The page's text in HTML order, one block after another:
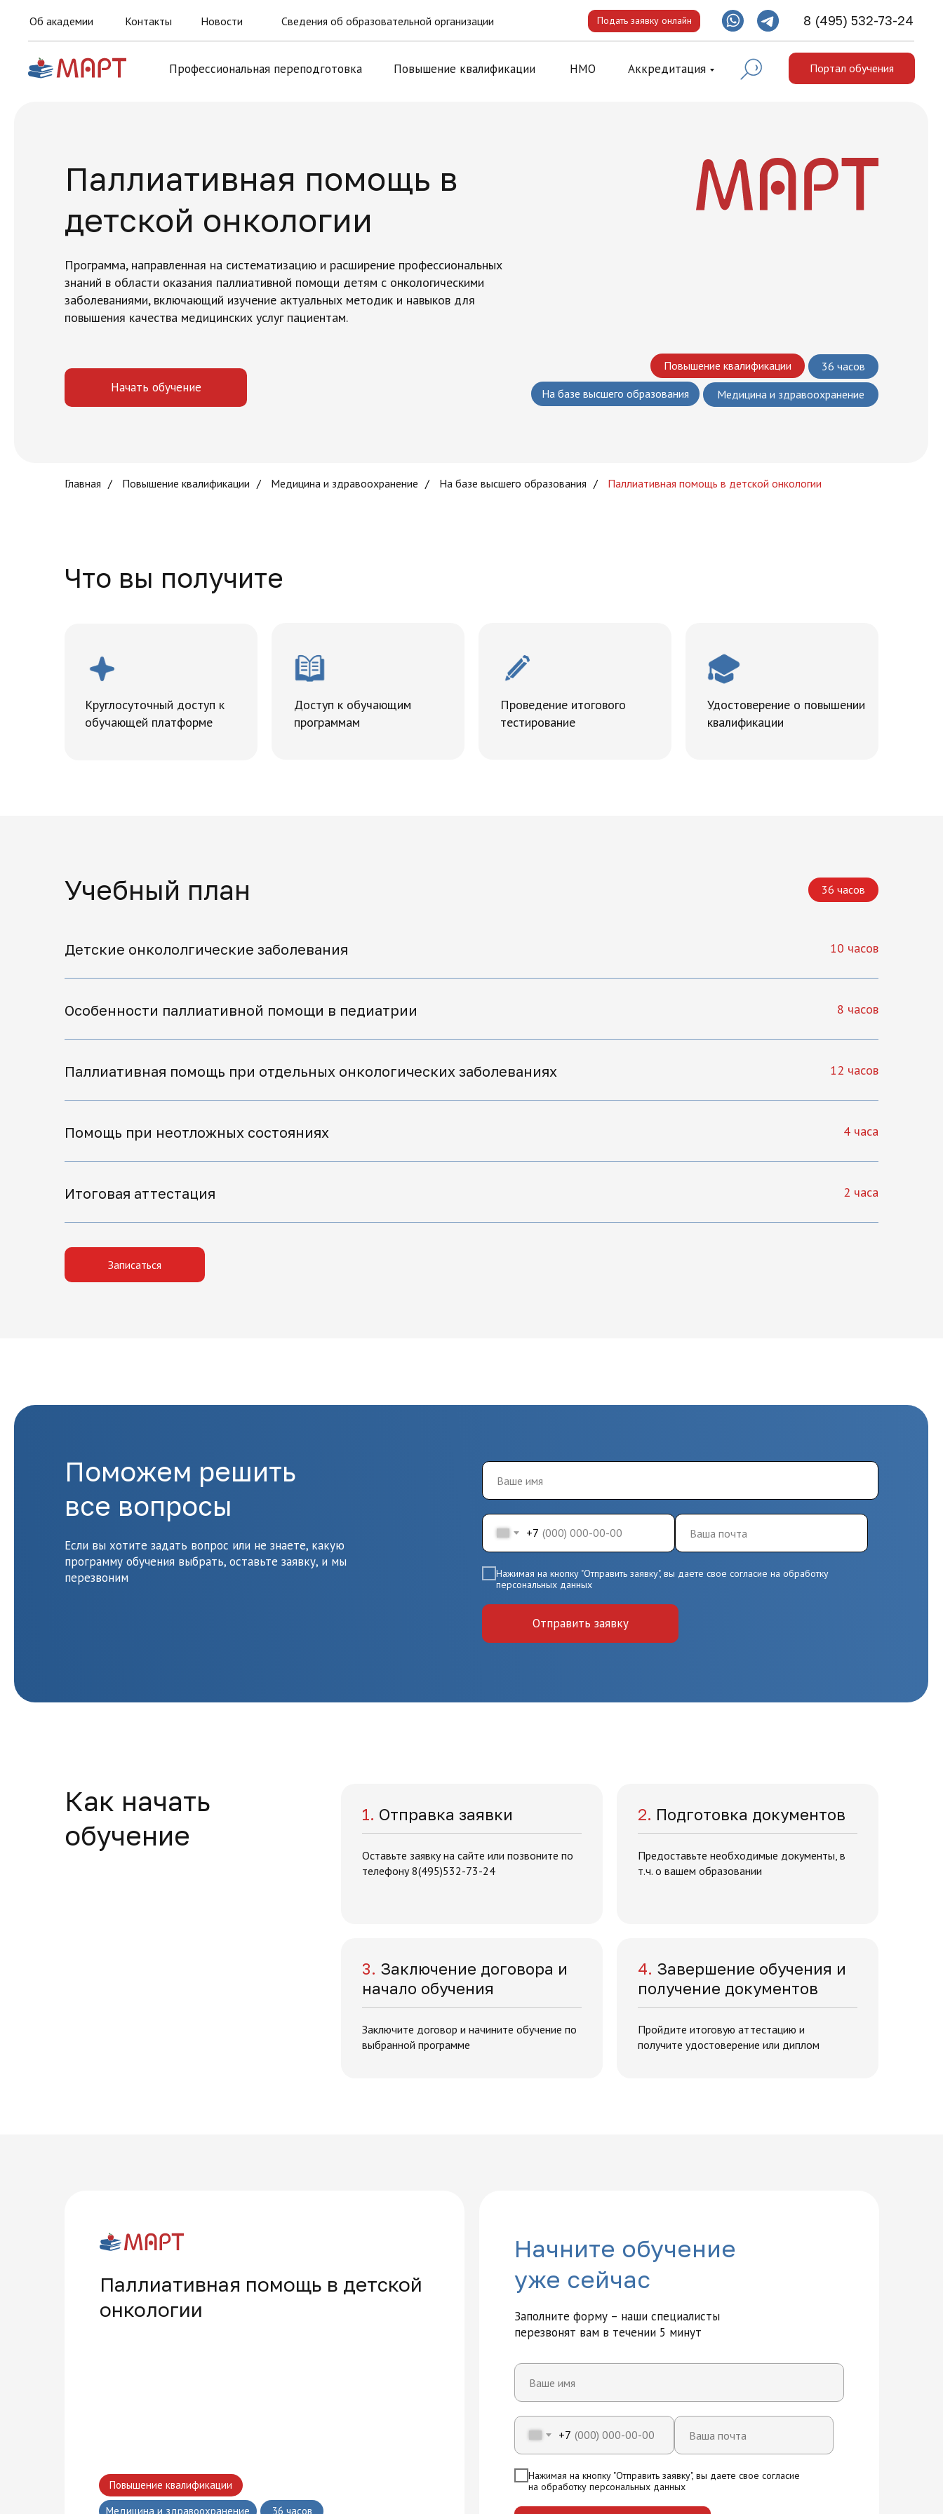
Новости Сведения об образовательной организации
Контакты
Об академии 8 (495) 532-73-24
Подать заявку онлайн
НМО Аккредитация
Повышение квалификации
Профессиональная переподготовка Портал обучения
Программа, направленная на систематизацию и расширение профессиональных
знаний в области оказания паллиативной помощи детям с онкологическими
заболеваниями, включающий изучение актуальных методик и навыков для
повышения качества медицинских услуг пациентам.
Паллиативная помощь в
детской онкологии
Начать обучение Медицина и здравоохранение
На базе высшего образования
Повышение квалификации 36 часов
Главная / Повышение квалификации / Медицина и здравоохранение / На базе высшего образования / Паллиативная помощь в детской онкологии
Что вы получите
Круглосуточный доступ к
обучающей платформе
Проведение итогового
тестирование
Доступ к обучающим
программам
Удостоверение о повышении
квалификации
Учебный план 36 часов
Детские онкололгические заболевания 10 часов
Особенности паллиативной помощи в педиатрии 8 часов
Паллиативная помощь при отдельных онкологических заболеваниях 12 часов
Помощь при неотложных состояниях 4 часа
Итоговая аттестация 2 часа
Записаться
Если вы хотите задать вопрос или не знаете, какую
программу обучения выбрать, оставьте заявку, и мы
перезвоним
Поможем решить
все вопросы
+7
Нажимая на кнопку "Отправить заявку", вы даете свое согласие на обработку
персональных данных
Отправить заявку
Как начать
обучение
1. Отправка заявки
3. Заключение договора и
начало обучения
2. Подготовка документов
4. Завершение обучения и
получение документов
Оставьте заявку на сайте или позвоните по
телефону 8(495)532-73-24
Заключите договор и начините обучение по
выбранной программе
Предоставьте необходимые документы, в
т.ч. о вашем образовании
Пройдите итоговую аттестацию и
получите удостоверение или диплом
Паллиативная помощь в детской
онкологии
Повышение квалификации
Медицина и здравоохранение
36 часов
Начните обучение
уже сейчас
Заполните форму – наши специалисты
перезвонят вам в течении 5 минут
+7
Нажимая на кнопку "Отправить заявку", вы даете свое согласие
на обработку персональных данных